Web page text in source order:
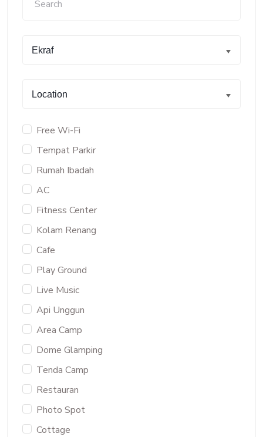
Ekraf
Location
Free Wi-Fi
Tempat Parkir
Rumah Ibadah
AC
Fitness Center
Kolam Renang
Cafe
Play Ground
Live Music
Api Unggun
Area Camp
Dome Glamping
Tenda Camp
Restauran
Photo Spot
Cottage